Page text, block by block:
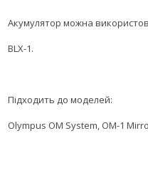
Акумулятор можна
BLX-1.
Підходить до моделей:
Olympus OM System, OM-1